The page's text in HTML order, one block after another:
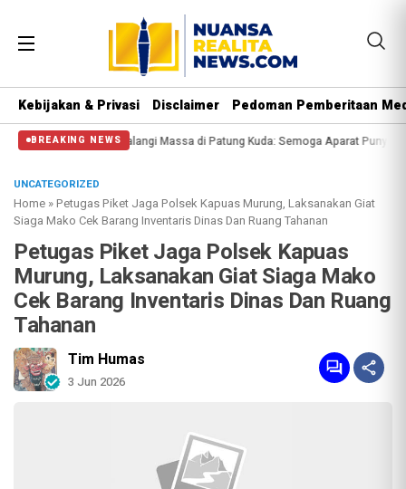
Kebijakan & Privasi Disclaimer Pedoman Pemberitaan
BREAKING NEWS
Polisi Halangi Massa di Patung Kuda: Semoga Aparat Punya Hati Nurani
UNCATEGORIZED
Home »Petugas Piket Jaga Polsek Kapuas Murung, Laksanakan Giat
Siaga Mako Cek Barang Inventaris Dinas Dan Ruang Tahanan
Petugas Piket Jaga Polsek Kapuas
Murung, Laksanakan Giat Siaga Mako
Cek Barang Inventaris Dinas Dan Ruang
Tahanan
Tim Humas
3 Jun 2026